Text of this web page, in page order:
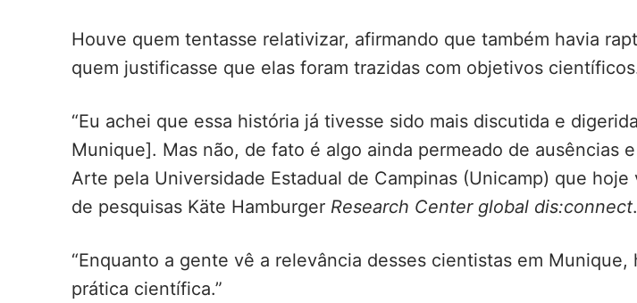
Houve quem tentasse relativizar, afirmando que também havia
quem justificasse que elas foram trazidas com objetivos
“Eu achei que essa história já tivesse sido mais discutida e
Munique]. Mas não, de fato é algo ainda permeado de ausências
Arte pela Universidade Estadual de Campinas (Unicamp) que
de pesquisas Käte Hamburger Research Center global dis:connect.
“Enquanto a gente vê a relevância desses cientistas em
prática científica.”